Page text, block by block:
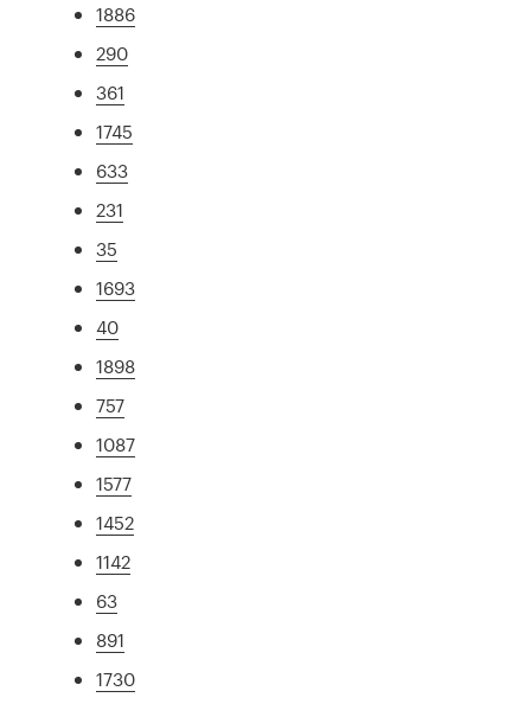
1886
290
361
1745
633
231
35
1693
40
1898
757
1087
1577
1452
1142
63
891
1730